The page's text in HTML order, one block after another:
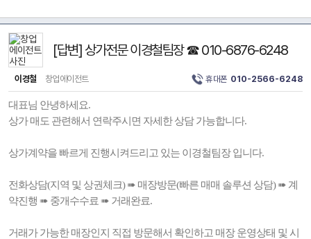
[답변] 상가전문 이경철팀장 ☎ 010-6876-6248
이경철 창업에이전트 휴대폰 010-2566-6248
대표님 안녕하세요.
상가 매도 관련해서 연락주시면 자세한 상담 가능합니다.
상가계약을 빠르게 진행시켜드리고 있는 이경철팀장 입니다.
전화상담(지역 및 상권체크) ➠ 매장방문(빠른 매매 솔루션 상담) ➠ 계
약진행 ➠ 중개수수료 ➠ 거래완료.
거래가 가능한 매장인지 직접 방문해서 확인하고 매장 운영상태 및 시